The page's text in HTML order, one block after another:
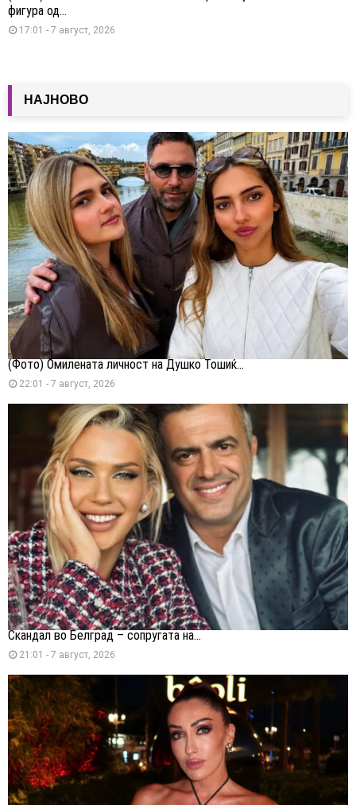
фигура од...
17:01 - 7 август, 2026
НАЈНОВО
(Фото) Омилената личност на Душко Тошиќ...
22:01 - 7 август, 2026
Скандал во Белград – сопругата на...
21:01 - 7 август, 2026